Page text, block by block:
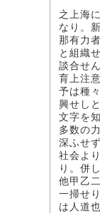
之上海
なり。
那有力
と組織
談合せ
育上注
予は種
興せし
文字を
多数の
深ふせ
社会よ
り。併
他甲乙
一掃せ
は人道